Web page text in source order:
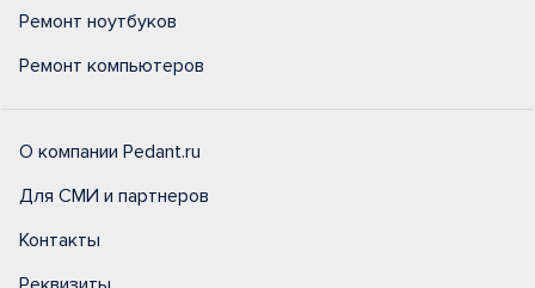
Ремонт ноутбуков
Ремонт компьютеров
О компании Pedant.ru
Для СМИ и партнеров
Контакты